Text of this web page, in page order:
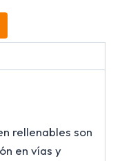
rellenables son
en vías y